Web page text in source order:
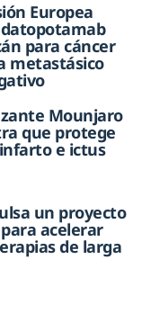
Europea
para cáncer
metastásico
Mounjaro
que protege
e ictus
un proyecto
acelerar
de larga